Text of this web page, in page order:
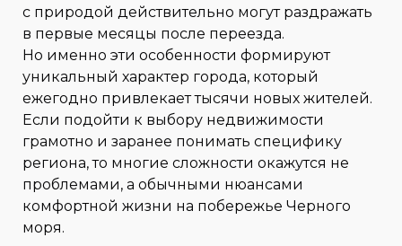
с природой действительно могут раздражать
в первые месяцы после переезда.
Но именно эти особенности формируют
уникальный характер города, который
ежегодно привлекает тысячи новых жителей.
Если подойти к выбору недвижимости
грамотно и заранее понимать специфику
региона, то многие сложности окажутся не
проблемами, а обычными нюансами
комфортной жизни на побережье Черного
моря.